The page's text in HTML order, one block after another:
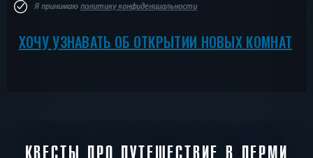
Я принимаю политику конфиденциальности
ХОЧУ УЗНАВАТЬ ОБ ОТКРЫТИИ НОВЫХ КОМНАТ